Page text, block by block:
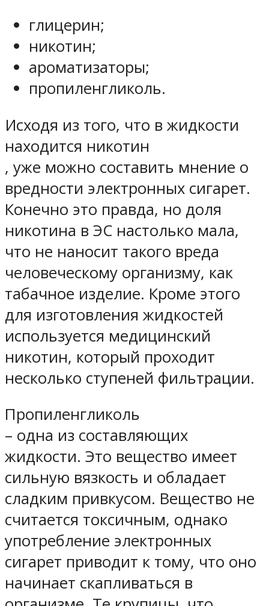
глицерин;
никотин;
ароматизаторы;
пропиленгликоль.
Исходя из того, что в жидкости
находится никотин
, уже можно составить мнение о
вредности электронных сигарет.
Конечно это правда, но доля
никотина в ЭС настолько мала,
что не наносит такого вреда
человеческому организму, как
табачное изделие. Кроме этого
для изготовления жидкостей
используется медицинский
никотин, который проходит
несколько ступеней фильтрации.
Пропиленгликоль
– одна из составляющих
жидкости. Это вещество имеет
сильную вязкость и обладает
сладким привкусом. Вещество не
считается токсичным, однако
употребление электронных
сигарет приводит к тому, что оно
начинает скапливаться в